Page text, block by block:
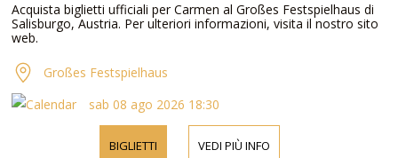
Acquista biglietti ufficiali per Carmen al Großes Festspielhaus di
Salisburgo, Austria. Per ulteriori informazioni, visita il nostro sito
web.
Großes Festspielhaus
sab 08 ago 2026 18:30
BIGLIETTI VEDI PIÙ INFO